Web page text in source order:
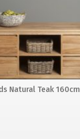
Natural Teak 160cm